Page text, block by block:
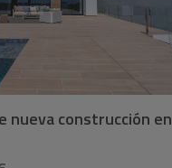
nueva construcción en